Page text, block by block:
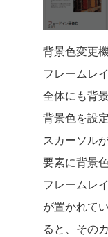
背景色変更
フレームレ
全体にも背
背景色を設
スカーソル
要素に背景
フレームレ
が置かれて
ると、その